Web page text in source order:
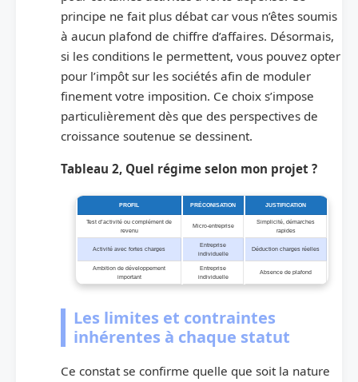
principe ne fait plus débat car vous n’êtes soumis
à aucun plafond de chiffre d’affaires. Désormais,
si les conditions le permettent, vous pouvez opter
pour l’impôt sur les sociétés afin de moduler
finement votre imposition. Ce choix s’impose
particulièrement dès que des perspectives de
croissance soutenue se dessinent.
Tableau 2, Quel régime selon mon projet ?
PROFIL PRÉCONISATION JUSTIFICATION
Test d’activité ou complément de
revenu
Micro-entreprise
Simplicité, démarches
rapides
Activité avec fortes charges
Entreprise
individuelle
Déduction charges réelles
Ambition de développement
important
Entreprise
individuelle
Absence de plafond
Les limites et contraintes
inhérentes à chaque statut
Ce constat se confirme quelle que soit la nature